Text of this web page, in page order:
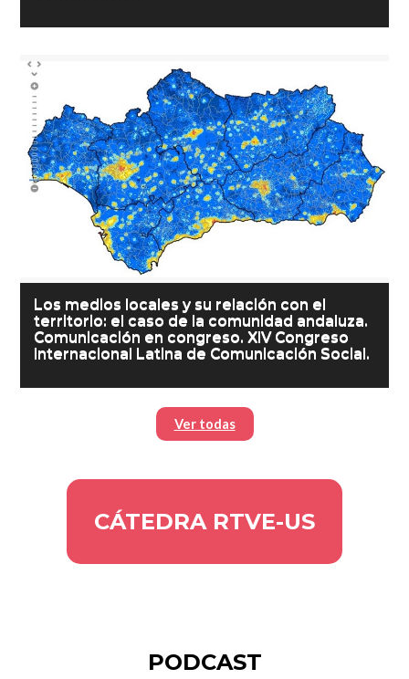
Los medios locales y su relación con el
territorio: el caso de la comunidad andaluza.
Comunicación en congreso. XIV Congreso
Internacional Latina de Comunicación Social.
Ver todas
CÁTEDRA RTVE-US
PODCAST